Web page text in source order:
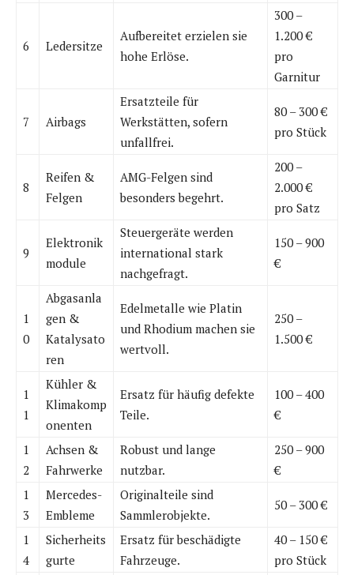
6 Ledersitze
Aufbereitet erzielen sie
hohe Erlöse.
300 –
1.200 €
pro
Garnitur
7 Airbags
Ersatzteile für
Werkstätten, sofern
unfallfrei.
80 – 300 €
pro Stück
8
Reifen &
Felgen
AMG-Felgen sind
besonders begehrt.
200 –
2.000 €
pro Satz
9
Elektronik
module
Steuergeräte werden
international stark
nachgefragt.
150 – 900
€
1
0
Abgasanla
gen &
Katalysato
ren
Edelmetalle wie Platin
und Rhodium machen sie
wertvoll.
250 –
1.500 €
1
1
Kühler &
Klimakomp
onenten
Ersatz für häufig defekte
Teile.
100 – 400
€
1
2
Achsen &
Fahrwerke
Robust und lange
nutzbar.
250 – 900
€
1
3
Mercedes-
Embleme
Originalteile sind
Sammlerobjekte.
50 – 300 €
1
4
Sicherheits
gurte
Ersatz für beschädigte
Fahrzeuge.
40 – 150 €
pro Stück